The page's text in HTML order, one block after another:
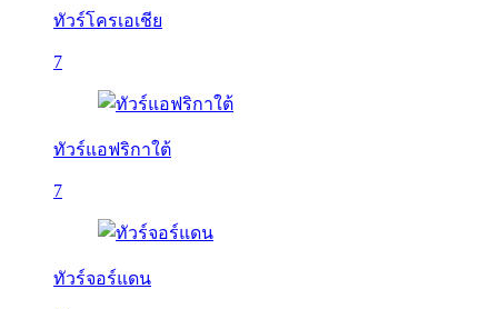
ทัวร์โครเอเชีย
7
ทัวร์แอฟริกาใต้
7
ทัวร์จอร์แดน